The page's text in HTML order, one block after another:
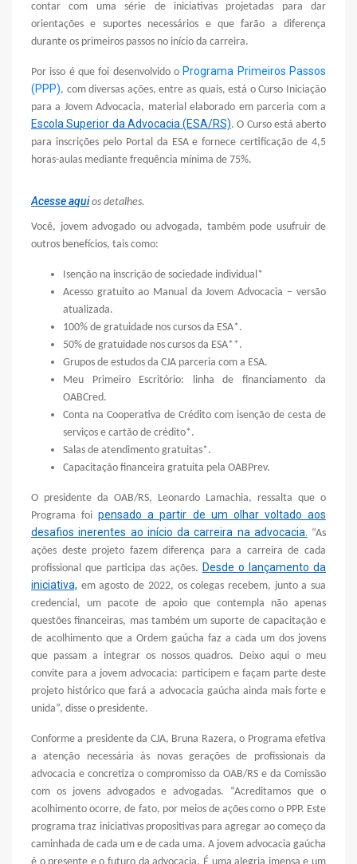
contar com uma série de iniciativas projetadas para dar
orientações e suportes necessários e que farão a diferença
durante os primeiros passos no início da carreira.
Por isso é que foi desenvolvido oPrograma Primeiros Passos
(PPP), com diversas ações, entre as quais, está o Curso Iniciação
para a Jovem Advocacia, material elaborado em parceria com a
Escola Superior da Advocacia (ESA/RS). O Curso está aberto
para inscrições pelo Portal da ESA e fornece certificação de 4,5
horas-aulas mediante frequência mínima de 75%.
Acesse aqui os detalhes.
Você, jovem advogado ou advogada, também pode usufruir de
outros benefícios, tais como:
Isenção na inscrição de sociedade individual*
Acesso gratuito ao Manual da Jovem Advocacia – versão
atualizada.
100% de gratuidade nos cursos da ESA*.
50% de gratuidade nos cursos da ESA**.
Grupos de estudos da CJA parceria com a ESA.
Meu Primeiro Escritório: linha de financiamento da
OABCred.
Conta na Cooperativa de Crédito com isenção de cesta de
serviços e cartão de crédito*.
Salas de atendimento gratuitas*.
Capacitação financeira gratuita pela OABPrev.
O presidente da OAB/RS, Leonardo Lamachia, ressalta que o
Programa foipensado a partir de um olhar voltado aos
desafios inerentes ao início da carreira na advocacia.
“As
ações deste projeto fazem diferença para a carreira de cada
profissional que participa das ações. Desde o lançamento da
iniciativa, em agosto de 2022, os colegas recebem, junto a sua
credencial, um pacote de apoio que contempla não apenas
questões financeiras, mas também um suporte de capacitação e
de acolhimento que a Ordem gaúcha faz a cada um dos jovens
que passam a integrar os nossos quadros. Deixo aqui o meu
convite para a jovem advocacia: participem e façam parte deste
projeto histórico que fará a advocacia gaúcha ainda mais forte e
unida”, disse o presidente.
Conforme a presidente da CJA, Bruna Razera, o Programa efetiva
a atenção necessária às novas gerações de profissionais da
advocacia e concretiza o compromisso da OAB/RS e da Comissão
com os jovens advogados e advogadas. “Acreditamos que o
acolhimento ocorre, de fato, por meios de ações como o PPP. Este
programa traz iniciativas propositivas para agregar ao começo da
caminhada de cada um e de cada uma. A jovem advocacia gaúcha